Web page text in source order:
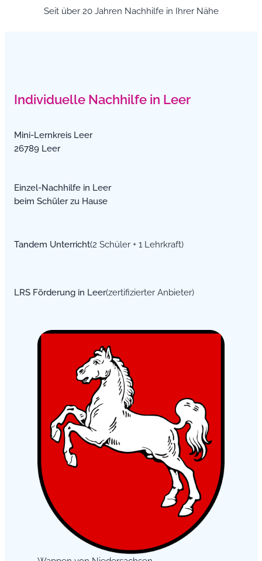
Seit über 20 Jahren Nachhilfe in Ihrer Nähe
Individuelle Nachhilfe in Leer
Mini-Lernkreis Leer
26789 Leer
Einzel-Nachhilfe in Leer
beim Schüler zu Hause
Tandem Unterricht(2 Schüler + 1 Lehrkraft)
LRS Förderung in Leer(zertifizierter Anbieter)